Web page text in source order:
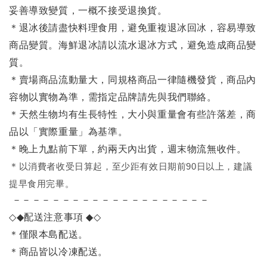
妥善導致變質，一概不接受退換貨。
＊退冰後請盡快料理食用，避免重複退冰回冰，容易導致
商品變質。海鮮退冰請以流水退冰方式，避免造成商品變
質。
＊賣場商品流動量大，同規格商品一律隨機發貨，商品內
容物以實物為準，需指定品牌請先與我們聯絡。
＊天然生物均有生長特性，大小與重量會有些許落差，商
品以「實際重量」為基準。
＊晚上九點前下單，約兩天內出貨，週末物流無收件。
＊ 以消費者收受日算起，至少距有效日期前90日以上，建議
提早食用完畢。
－－－－－－－－－－－－－－－－－－－－
◇◆配送注意事項◆◇
＊僅限本島配送。
＊商品皆以冷凍配送。